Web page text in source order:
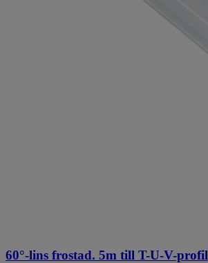
60°-lins frostad. 5m till T-U-V-profil